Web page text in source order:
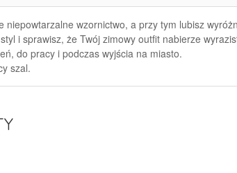
wzornictwo, a przy tym lubisz
i sprawisz, że Twój zimowy outfit nabierze
do pracy i podczas wyjścia na miasto.
szal.